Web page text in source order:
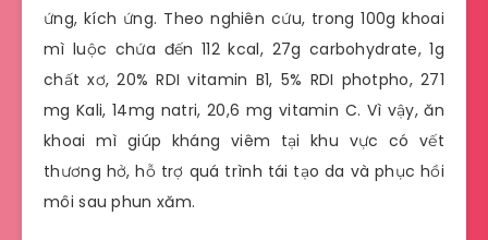
ứng, kích ứng. Theo nghiên cứu, trong 100g khoai
mì luộc chứa đến 112 kcal, 27g carbohydrate, 1g
chất xơ, 20% RDI vitamin B1, 5% RDI photpho, 271
mg Kali, 14mg natri, 20,6 mg vitamin C. Vì vậy, ăn
khoai mì giúp kháng viêm tại khu vực có vết
thương hở, hỗ trợ quá trình tái tạo da và phục hồi
môi sau phun xăm.